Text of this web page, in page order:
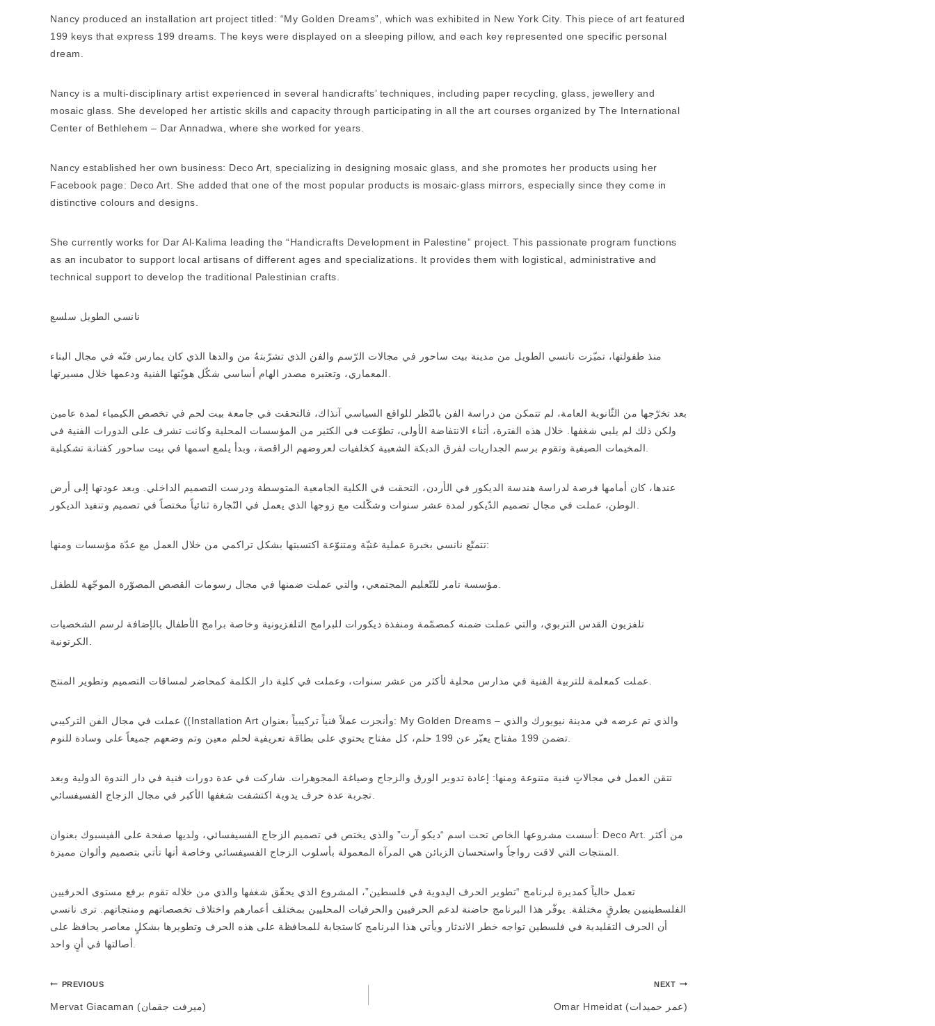
Nancy produced an installation art project titled: “My Golden Dreams”, which was exhibited in New York City. This piece of art featured
199 keys that express 199 dreams. The keys were displayed on a sleeping pillow, and each key represented one specific personal
dream.
Nancy is a multi-disciplinary artist experienced in several handicrafts’ techniques, including paper recycling, glass, jewellery and
mosaic glass. She developed her artistic skills and capacity through participating in all the art courses organized by The International
Center of Bethlehem – Dar Annadwa, where she worked for years.
Nancy established her own business: Deco Art, specializing in designing mosaic glass, and she promotes her products using her
Facebook page: Deco Art. She added that one of the most popular products is mosaic-glass mirrors, especially since they come in
distinctive colours and designs.
She currently works for Dar Al-Kalima leading the “Handicrafts Development in Palestine” project. This passionate program functions
as an incubator to support local artisans of different ages and specializations. It provides them with logistical, administrative and
technical support to develop the traditional Palestinian crafts.
نانسي الطويل سلسع
منذ طفولتها، تميّزت نانسي الطويل من مدينة بيت ساحور في مجالات الرّسم والفن الذي تشرّبتهُ من والدها الذي كان يمارس فنّه في مجال البناء
بعد تخرّجها من الثّانوية العامة، لم تتمكن من دراسة الفن بالنّظر للواقع السياسي آنذاك، فالتحقت في جامعة بيت لحم في تخصص الكيمياء لمدة عامين
ولكن ذلك لم يلبي شغفها. خلال هذه الفترة، أثناء الانتفاضة الأولى، تطوّعت في الكثير من المؤسسات المحلية وكانت تشرف على الدورات الفنية في
عندها، كان أمامها فرصة لدراسة هندسة الديكور في الأردن، التحقت في الكلية الجامعية المتوسطة ودرست التصميم الداخلي. وبعد عودتها إلى أرض
تتمتّع نانسي بخبرة عملية غنيّة ومتنوّعة اكتسبتها بشكل تراكمي من خلال العمل مع عدّة مؤسسات ومنها:
تلفزيون القدس التربوي، والتي عملت ضمنه كمصمّمة ومنفذة ديكورات للبرامج التلفزيونية وخاصة برامج الأطفال بالإضافة لرسم الشخصيات
عملت في مجال الفن التركيبي ((Installation Art وأنجزت عملاً فنياً تركيبياً بعنوان: My Golden Dreams – والذي تم عرضه في مدينة نيويورك والذي
تتقن العمل في مجالاتٍ فنية متنوعة ومنها: إعادة تدوير الورق والزجاج وصياغة المجوهرات. شاركت في عدة دورات فنية في دار الندوة الدولية وبعد
أسست مشروعها الخاص تحت اسم “ديكو آرت” والذي يختص في تصميم الزجاج الفسيفسائي، ولديها صفحة على الفيسبوك بعنوان: Deco Art. من أكثر
تعمل حالياً كمديرة لبرنامج “تطوير الحرف اليدوية في فلسطين”، المشروع الذي يحقّق شغفها والذي من خلاله تقوم برفع مستوى الحرفيين
الفلسطينيين بطرقٍ مختلفة. يوفّر هذا البرنامج حاضنة لدعم الحرفيين والحرفيات المحليين بمختلف أعمارهم واختلاف تخصصاتهم ومنتجاتهم. ترى نانسي
أن الحرف التقليدية في فلسطين تواجه خطر الاندثار ويأتي هذا البرنامج كاستجابة للمحافظة على هذه الحرف وتطويرها بشكلٍ معاصر يحافظ على
PREVIOUS
Mervat Giacaman (ميرفت جقمان)
NEXT
Omar Hmeidat (عمر حميدات)